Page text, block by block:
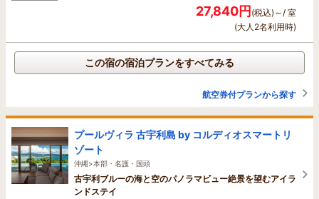
27,840円(税込)～/ 室
(大人2名利用時)
この宿の宿泊プランをすべてみる
航空券付プランから探す
プールヴィラ 古宇利島 by コルディオスマートリ
ゾート
沖縄>本部・名護・国頭
古宇利ブルーの海と空のパノラマビュー絶景を望むアイラ
ンドステイ